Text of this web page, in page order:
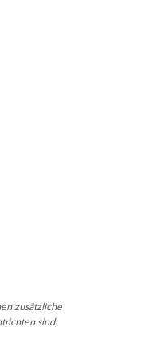
zusätzliche
sind.